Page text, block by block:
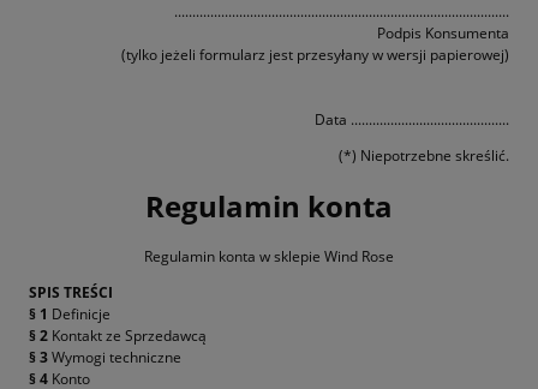
.............................................................................................
Podpis Konsumenta
(tylko jeżeli formularz jest przesyłany w wersji papierowej)
Data ............................................
(*) Niepotrzebne skreślić.
Regulamin konta
Regulamin konta w sklepie Wind Rose
SPIS TREŚCI
§ 1 Definicje
§ 2 Kontakt ze Sprzedawcą
§ 3Wymogi techniczne
§ 4 Konto